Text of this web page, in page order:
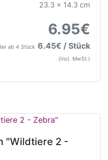
23.3 x 14.3 cm
6.95€
ab 4 Stück 6.45€ / Stück
(incl. MwSt.)
"Wildtiere 2 -